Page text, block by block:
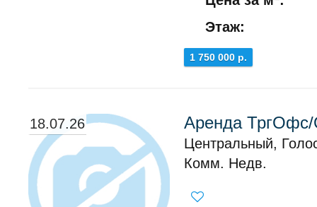
Этаж:
1 750 000 р.
18.07.26 Аренда
Центральный,
Комм. Недв.